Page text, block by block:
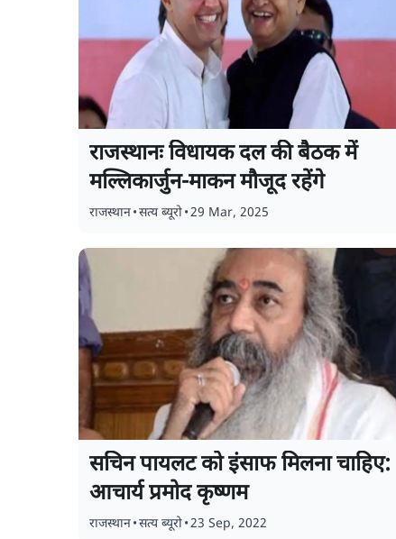
राजस्थानः विधायक दल की बैठक में
मल्लिकार्जुन-माकन मौजूद रहेंगे
राजस्थान•सत्य ब्यूरो•29 Mar, 2025
सचिन पायलट को इंसाफ मिलना चाहिए:
आचार्य प्रमोद कृष्णम
राजस्थान•सत्य ब्यूरो•23 Sep, 2022